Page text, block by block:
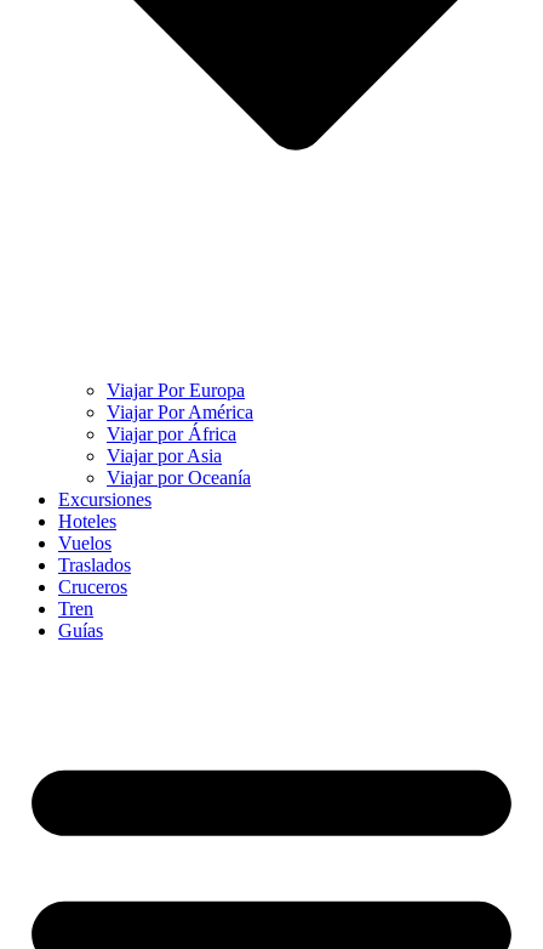
Viajar Por Europa
Viajar Por América
Viajar por África
Viajar por Asia
Viajar por Oceanía
Excursiones
Hoteles
Vuelos
Traslados
Cruceros
Tren
Guías